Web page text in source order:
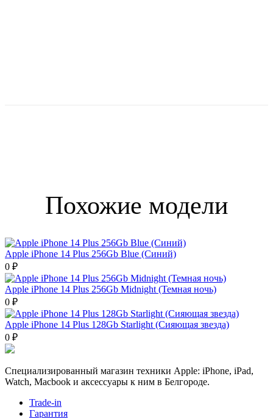
Похожие модели
Apple iPhone 14 Plus 256Gb Blue (Синий)
0 ₽
Apple iPhone 14 Plus 256Gb Midnight (Темная ночь)
0 ₽
Apple iPhone 14 Plus 128Gb Starlight (Сияющая звезда)
0 ₽
Специализированный магазин техники Apple: iPhone, iPad,
Watch, Macbook и аксессуары к ним в Белгороде.
Trade-in
Гарантия